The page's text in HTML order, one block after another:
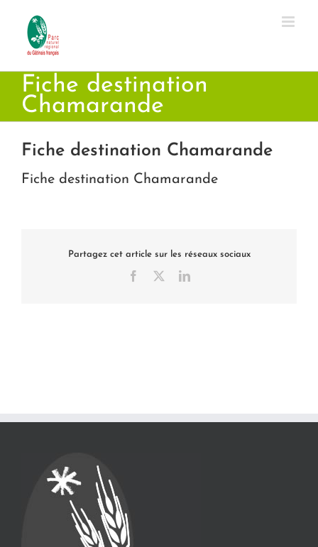
contenu
Fiche destination
Chamarande
Fiche destination Chamarande
Fiche destination Chamarande
Partagez cet article sur les réseaux sociaux
Facebook LinkedIn